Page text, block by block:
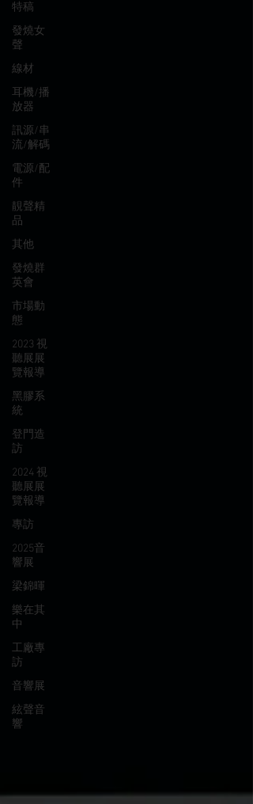
特稿
發燒女
聲
線材
耳機/播
放器
訊源/串
流/解碼
電源/配
件
靚聲精
品
其他
發燒群
英會
市場動
態
2023 視
聽展展
覽報導
黑膠系
統
登門造
訪
2024 視
聽展展
覽報導
專訪
2025音
響展
梁錦暉
樂在其
中
工廠專
訪
音響展
絃聲音
響